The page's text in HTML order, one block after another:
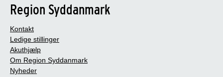
Region Syddanmark
Kontakt
Ledige stillinger
Akuthjælp
Om Region Syddanmark
Nyheder